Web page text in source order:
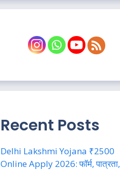
Recent Posts
Delhi Lakshmi Yojana ₹2500
Online Apply 2026: फॉर्म, पात्रता,